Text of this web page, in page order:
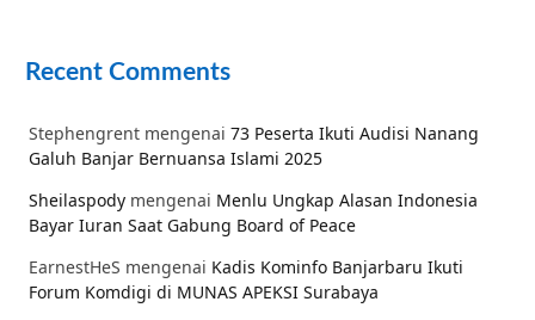
Recent Comments
Stephengrent mengenai 73 Peserta Ikuti Audisi Nanang
Galuh Banjar Bernuansa Islami 2025
Sheilaspody mengenai Menlu Ungkap Alasan Indonesia
Bayar Iuran Saat Gabung Board of Peace
EarnestHeS mengenai Kadis Kominfo Banjarbaru Ikuti
Forum Komdigi di MUNAS APEKSI Surabaya